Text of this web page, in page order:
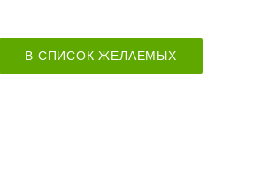
В СПИСОК ЖЕЛАЕМЫХ